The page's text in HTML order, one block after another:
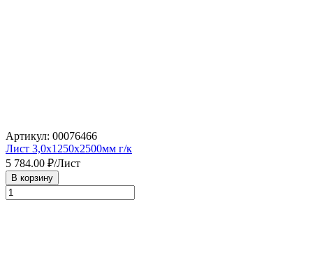
Артикул: 00076466
Лист 3,0х1250х2500мм г/к
5 784.00 ₽/Лист
В корзину